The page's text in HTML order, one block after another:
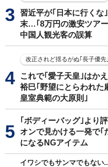
習近平が｢日本に行くな
末…｢8万円の激安ツア
中国人観光客の誤算
改正されど揺るがぬ｢長子優先
これで｢愛子天皇｣はか
裕巳｢野望にとらわれた
皇室典範の大原則｣
｢ボディーバッグ｣より
オンで見かける一発で｢
になるNGアイテム
イワシでもサンマでもない